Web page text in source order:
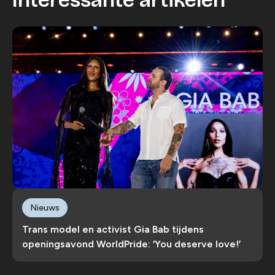
Trans model en activist Gia Bab tijdens
openingsavond WorldPride: ‘You deserve love!’
Nieuws